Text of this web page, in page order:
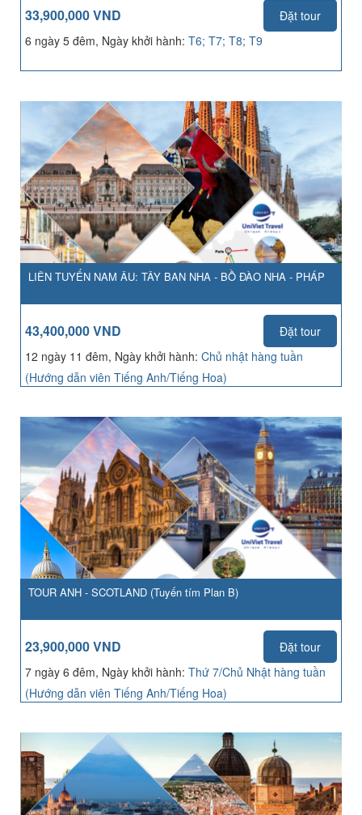
33,900,000 VND
Đặt tour
6 ngày 5 đêm, Ngày khởi hành: T6; T7; T8; T9
LIÊN TUYẾN NAM ÂU: TÂY BAN NHA - BỒ ĐÀO NHA - PHÁP
43,400,000 VND
Đặt tour
12 ngày 11 đêm, Ngày khởi hành: Chủ nhật hàng tuần
(Hướng dẫn viên Tiếng Anh/Tiếng Hoa)
TOUR ANH - SCOTLAND (Tuyến tím Plan B)
23,900,000 VND
Đặt tour
7 ngày 6 đêm, Ngày khởi hành: Thứ 7/Chủ Nhật hàng tuần
(Hướng dẫn viên Tiếng Anh/Tiếng Hoa)